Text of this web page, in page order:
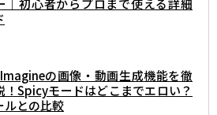
｜初心者からプロまで使える詳細
の画像・動画生成機能を徹
！Spicyモードはどこまでエロい？
ルとの比較